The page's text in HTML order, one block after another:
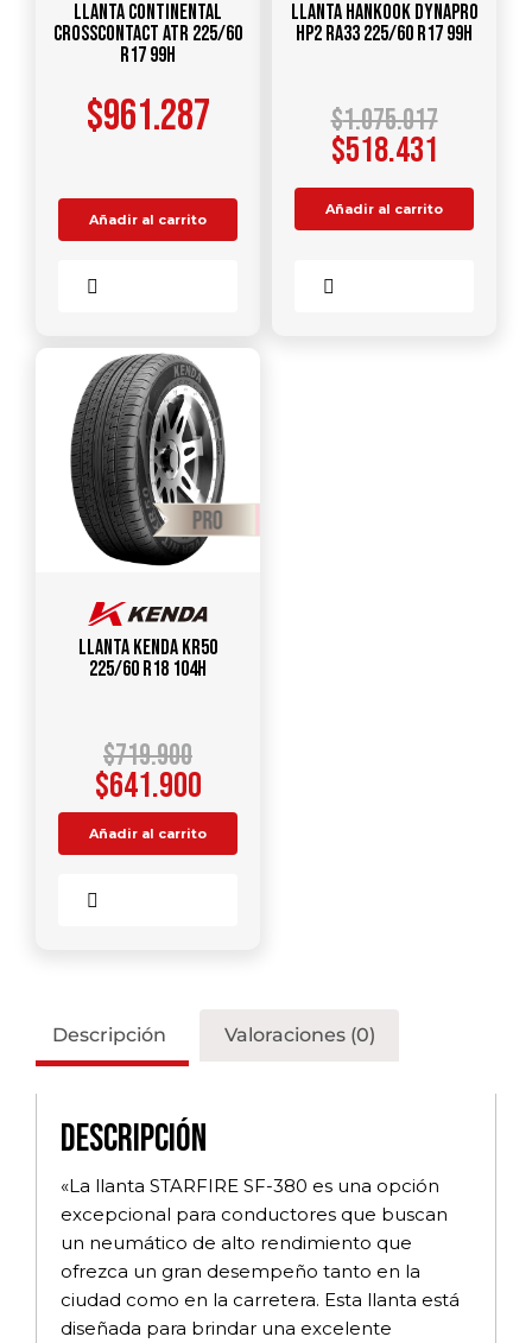
Llanta CONTINENTAL
CrossContact ATR 225/60
R17 99H
$961.287
Añadir al carrito
Llanta HANKOOK Dynapro
HP2 RA33 225/60 R17 99H
$1.075.017
$518.431
Añadir al carrito
Llanta KENDA KR50
225/60 R18 104H
$719.900
$641.900
Añadir al carrito
Descripción Valoraciones (0)
Descripción
«La llanta STARFIRE SF-380 es una opción
excepcional para conductores que buscan
un neumático de alto rendimiento que
ofrezca un gran desempeño tanto en la
ciudad como en la carretera. Esta llanta está
diseñada para brindar una excelente